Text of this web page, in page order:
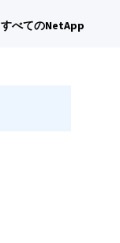
すべてのNetApp